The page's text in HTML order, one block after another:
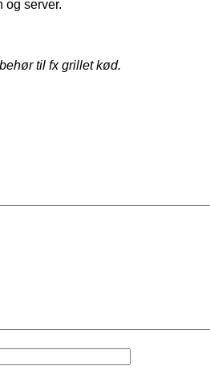
og server.
til fx grillet kød.